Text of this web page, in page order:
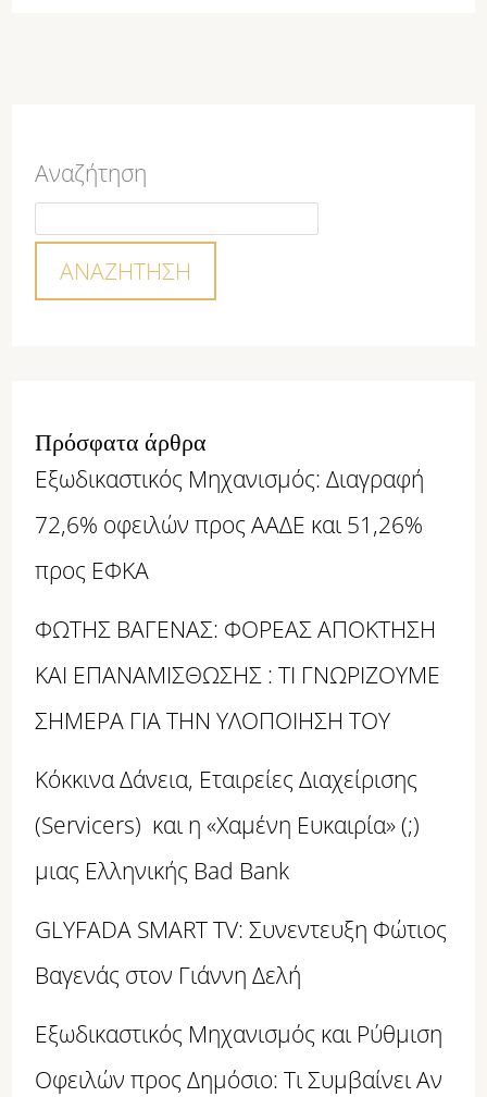
Αναζήτηση
ΑΝΑΖΉΤΗΣΗ
Πρόσφατα άρθρα
Εξωδικαστικός Μηχανισμός: Διαγραφή
72,6% οφειλών προς ΑΑΔΕ και 51,26%
προς ΕΦΚΑ
ΦΩΤΗΣ ΒΑΓΕΝΑΣ: ΦΟΡΕΑΣ ΑΠΟΚΤΗΣΗ
ΚΑΙ ΕΠΑΝΑΜΙΣΘΩΣΗΣ : ΤΙ ΓΝΩΡΙΖΟΥΜΕ
ΣΗΜΕΡΑ ΓΙΑ ΤΗΝ ΥΛΟΠΟΙΗΣΗ ΤΟΥ
Κόκκινα Δάνεια, Εταιρείες Διαχείρισης
(Servicers) και η «Χαμένη Ευκαιρία» (;)
μιας Ελληνικής Bad Bank
GLYFADA SMART TV: Συνεντευξη Φώτιος
Βαγενάς στον Γιάννη Δελή
Εξωδικαστικός Μηχανισμός και Ρύθμιση
Οφειλών προς Δημόσιο: Τι Συμβαίνει Αν